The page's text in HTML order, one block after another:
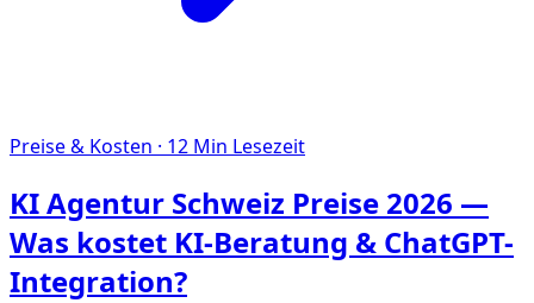
Preise & Kosten · 12 Min Lesezeit
KI Agentur Schweiz Preise 2026 —
Was kostet KI-Beratung & ChatGPT-
Integration?